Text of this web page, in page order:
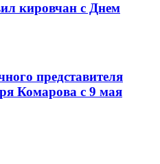
кировчан с Днем
представителя
Комарова с 9 мая